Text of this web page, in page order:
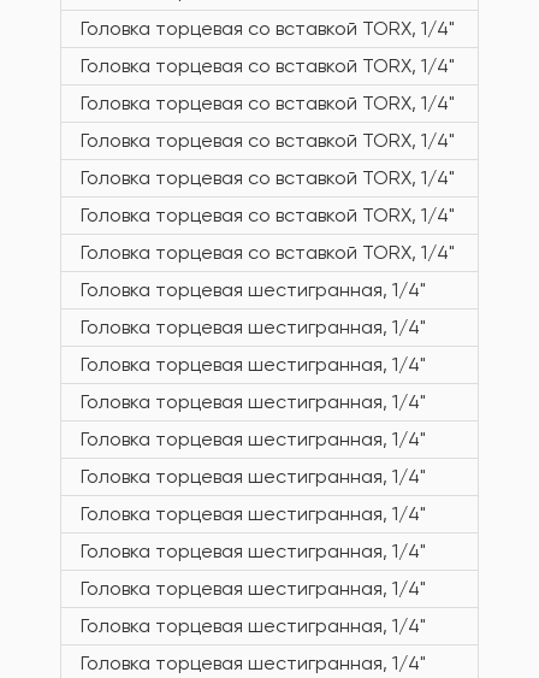
Головка торцевая со вставкой TORX, 1/4"
Головка торцевая со вставкой TORX, 1/4"
Головка торцевая со вставкой TORX, 1/4"
Головка торцевая со вставкой TORX, 1/4"
Головка торцевая со вставкой TORX, 1/4"
Головка торцевая со вставкой TORX, 1/4"
Головка торцевая со вставкой TORX, 1/4"
Головка торцевая шестигранная, 1/4"
Головка торцевая шестигранная, 1/4"
Головка торцевая шестигранная, 1/4"
Головка торцевая шестигранная, 1/4"
Головка торцевая шестигранная, 1/4"
Головка торцевая шестигранная, 1/4"
Головка торцевая шестигранная, 1/4"
Головка торцевая шестигранная, 1/4"
Головка торцевая шестигранная, 1/4"
Головка торцевая шестигранная, 1/4"
Головка торцевая шестигранная, 1/4"